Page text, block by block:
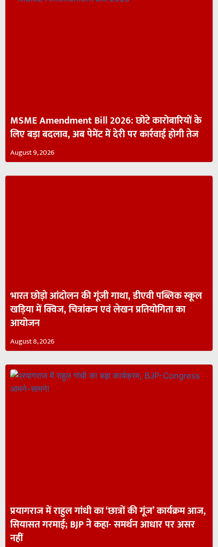
MSME Amendment Bill 2026: छोटे कारोबारियों के
लिए बड़ा बदलाव, अब पेमेंट में देरी पर कार्रवाई होगी तेज
August 9, 2026
भारत छोड़ो आंदोलन की गूंजी गाथा, डीएवी पब्लिक स्कूल
खड़िया में क्विज, चित्रांकन एवं लेखन प्रतियोगिता का
आयोजन
August 8, 2026
प्रयागराज में राहुल गांधी का ‘छात्रों की गूंज’ कार्यक्रम आज,
सियासत गरमाई; BJP ने कहा- समर्थन आधार पर असर
नहीं